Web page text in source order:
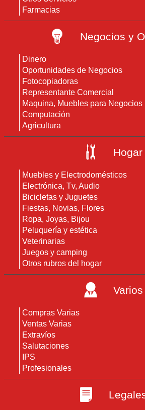
Farmacias
Negocios y
Dinero
Oportunidades de Negocios
Fotocopiadoras
Representante Comercial
Maquina, Muebles para Negocios
Computación
Agricultura
Hogar
Muebles y Electrodomésticos
Electrónica, Tv, Audio
Bicicletas y Juguetes
Fiestas, Novias, Flores
Ropa, Joyas, Bijou
Peluquería y estética
Veterinarias
Juegos y camping
Otros rubros del hogar
Varios
Compras Varias
Ventas Varias
Extravíos
Salutaciones
IPS
Profesionales